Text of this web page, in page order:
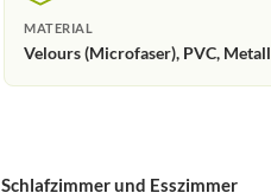
MATERIAL
Velours (Microfaser), PVC, Metall
und Esszimmer